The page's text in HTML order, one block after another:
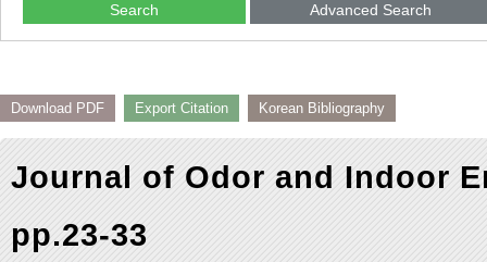
Search Advanced Search
Download PDF Export Citation Korean Bibliography
Journal of Odor and Indoor
pp.23-33